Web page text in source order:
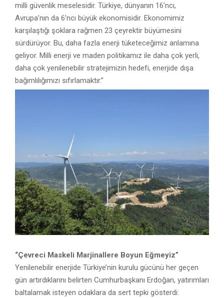
milli güvenlik meselesidir. Türkiye, dünyanın 16’ncı,
Avrupa’nın da 6’ncı büyük ekonomisidir. Ekonomimiz
karşılaştığı şoklara rağmen 23 çeyrektir büyümesini
sürdürüyor. Bu, daha fazla enerji tüketeceğimiz anlamına
geliyor. Milli enerji ve maden politikamız ile daha çok yerli,
daha çok yenilenebilir stratejimizin hedefi, enerjide dışa
bağımlılığımızı sıfırlamaktır.”
“Çevreci Maskeli Marjinallere Boyun Eğmeyiz”
Yenilenebilir enerjide Türkiye’nin kurulu gücünü her geçen
gün artırdıklarını belirten Cumhurbaşkanı Erdoğan, yatırımları
baltalamak isteyen odaklara da sert tepki gösterdi: